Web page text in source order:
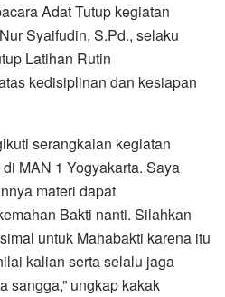
Adat Tutup kegiatan
Syaifudin, S.Pd., selaku
Latihan Rutin
kedisiplinan dan kesiapan
serangkaian kegiatan
MAN 1 Yogyakarta. Saya
materi dapat
Bakti nanti. Silahkan
untuk Mahabakti karena itu
kalian serta selalu jaga
sangga,” ungkap kakak